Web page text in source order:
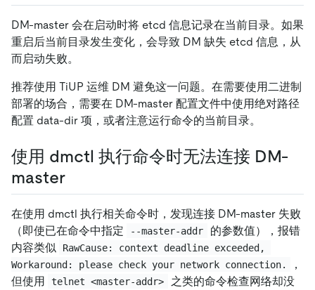
DM-master 会在启动时将 etcd 信息记录在当前目录。如果
重启后当前目录发生变化，会导致 DM 缺失 etcd 信息，从
而启动失败。
推荐使用 TiUP 运维 DM 避免这一问题。在需要使用二进制
部署的场合，需要在 DM-master 配置文件中使用绝对路径
配置 data-dir 项，或者注意运行命令的当前目录。
使用 dmctl 执行命令时无法连接 DM-
master
在使用 dmctl 执行相关命令时，发现连接 DM-master 失败
（即使已在命令中指定
--master-addr
的参数值），报错
内容类似
RawCause: context deadline exceeded,
Workaround: please check your network connection.
，
但使用
telnet <master-addr>
之类的命令检查网络却没